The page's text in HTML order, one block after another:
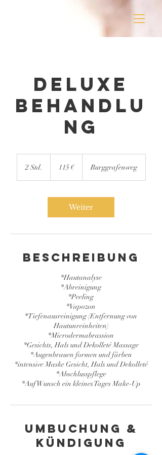
Deluxe
Behandlu
ng
2 Std. 115 € Burggrafenweg
Weiter
Beschreibung
*Hautanalyse
*Abreinigung
*Peeling
*Vapozon
*Tiefenausreinigung (Entfernung von
Hautunreinheiten)
*Microdermabrassion
*Gesichts, Hals und Dekolleté Massage
*Augenbrauen formen und färben
*intensive Maske Gesicht, Hals und Dekolleté
*Abschlusspflege
*Auf Wunsch ein kleines Tages Make-Up
Umbuchung &
Kündigung